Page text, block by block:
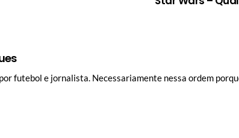
futebol e jornalista. Necessariamente nessa ordem